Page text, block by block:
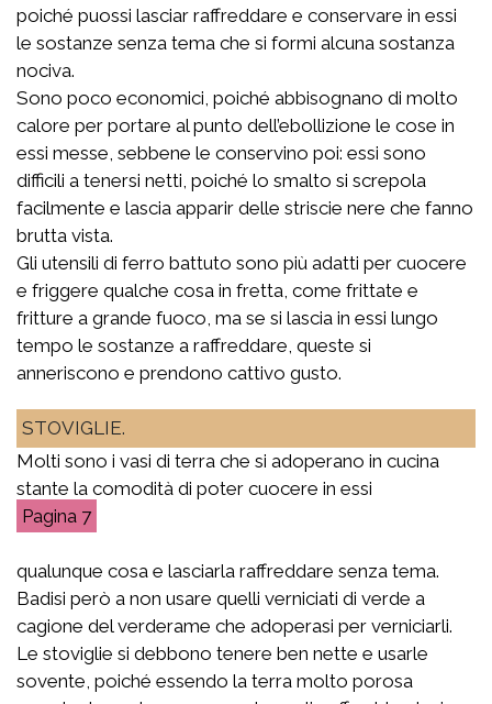
poiché puossi lasciar raffreddare e conservare in essi
le sostanze senza tema che si formi alcuna sostanza
nociva.
Sono poco economici, poiché abbisognano di molto
calore per portare al punto dell’ebollizione le cose in
essi messe, sebbene le conservino poi: essi sono
difficili a tenersi netti, poiché lo smalto si screpola
facilmente e lascia apparir delle striscie nere che fanno
brutta vista.
Gli utensili di ferro battuto sono più adatti per cuocere
e friggere qualche cosa in fretta, come frittate e
fritture a grande fuoco, ma se si lascia in essi lungo
tempo le sostanze a raffreddare, queste si
anneriscono e prendono cattivo gusto.
STOVIGLIE.
Molti sono i vasi di terra che si adoperano in cucina
stante la comodità di poter cuocere in essi
7
qualunque cosa e lasciarla raffreddare senza tema.
Badisi però a non usare quelli verniciati di verde a
cagione del verderame che adoperasi per verniciarli.
Le stoviglie si debbono tenere ben nette e usarle
sovente, poiché essendo la terra molto porosa